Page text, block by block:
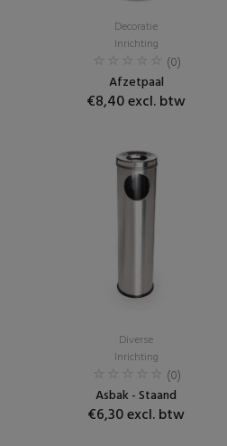
Decoratie
Inrichting
(0)
Afzetpaal
€8,40 excl. btw
Diverse
Inrichting
(0)
Asbak - Staand
€6,30 excl. btw